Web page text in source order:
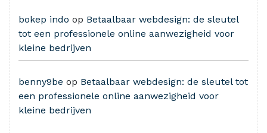
bokep indo op Betaalbaar webdesign: de sleutel
tot een professionele online aanwezigheid voor
kleine bedrijven
benny9be op Betaalbaar webdesign: de sleutel tot
een professionele online aanwezigheid voor
kleine bedrijven